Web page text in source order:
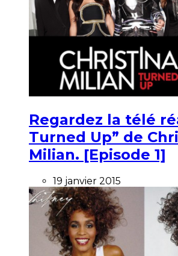
Regardez la télé
Turned Up” de
Milian. [Episode 1]
19 janvier 2015